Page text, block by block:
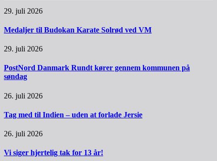
29. juli 2026
Medaljer til Budokan Karate Solrød ved VM
29. juli 2026
PostNord Danmark Rundt kører gennem kommunen på
søndag
26. juli 2026
Tag med til Indien – uden at forlade Jersie
26. juli 2026
Vi siger hjertelig tak for 13 år!